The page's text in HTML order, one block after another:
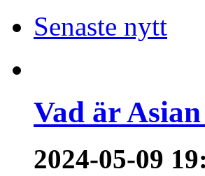
Senaste nytt
Vad är
2024-05-09